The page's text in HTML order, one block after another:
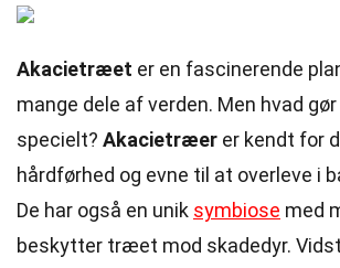
Akacietræet er en fascinerende
mange dele af verden. Men hvad
specielt? Akacietræer er kendt for
hårdførhed og evne til at overleve i
De har også en unik symbiose med
beskytter træet mod skadedyr.